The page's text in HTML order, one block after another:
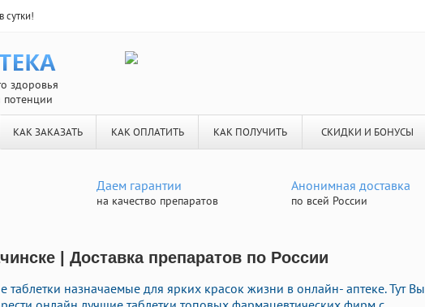
сутки!
здоровья
КАК ЗАКАЗАТЬ КАК ОПЛАТИТЬ КАК ПОЛУЧИТЬ СКИДКИ И БОНУСЫ
Даем гарантии
на качество препаратов
Анонимная доставка
по всей России
| Доставка препаратов по России
таблетки назначаемые для ярких красок жизни в онлайн- аптеке. Тут Вы